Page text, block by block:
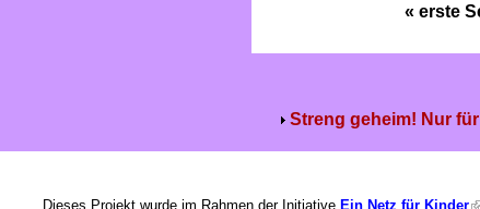
« erste
Streng geheim! Nur
Dieses Projekt wurde im Rahmen der Initiative Ein Netz für Kinder